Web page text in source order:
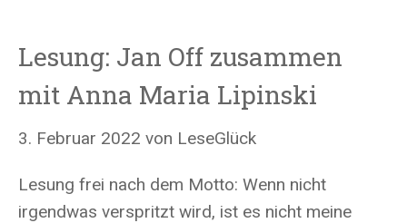
Lesung: Jan Off zusammen
mit Anna Maria Lipinski
3. Februar 2022 von LeseGlück
Lesung frei nach dem Motto: Wenn nicht
irgendwas verspritzt wird, ist es nicht meine